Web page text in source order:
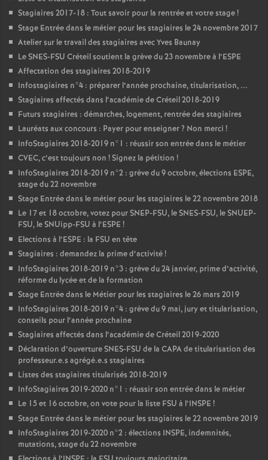
Stagiaires 2017-18 : Tout savoir pour la rentrée et votre stage!
Stage Entrée dans le métier pour les stagiaires le 24 novembre 2017
Atelier sur le travail des stagiaires avec Yves Baunay
LeSNES-FSU Créteil soutient la grève du 23 novembre à l’ESPE
Affectation des stagiaires 2018-2019
Infostagiaires n°4 : préparer l’année prochaine, titularisation, ...
Stagiaires affectés dans l’académie de Créteil 2018-2019
Futurs stagiaires : démarches, logement, rentrée des stagiaires
Lauréats aux concours : Payer pour enseigner? Non merci !
InfoStagiaires 2018-2019 n°1 : réussir son entrée dans le métier
CVEC, c’est toujours non ! Signez la pétition !
InfoStagiaires 2018-2019 n°2 : grève du 9 octobre, élections ESPE,
stage du 22 novembre
Stage Entrée dans le métier pour les stagiaires le 22 novembre 2018
Le 17 et 18 octobre, votez pourSNEP-FSU, leSNES-FSU, leSNUEP-
FSU, le SNUipp-FSU à l’ESPE !
Elections à l’ESPE : la FSU en tête
Stagiaires : demandez la prime d’activité!
InfoStagiaires 2018-2019 n°3 : grève du 24 janvier, prime d’activité,
réforme du lycée et de la formation
Stage Entrée dans le Métier pour les stagiaires le 26 mars 2019
InfoStagiaires 2018-2019 n°4 : grève du 9 mai, jury et titularisation,
conseils pour l’année prochaine
Stagiaires affectés dans l’académie de Créteil 2019-2020
Déclaration d’ouvertureSNES-FSU de la CAPAde titularisation des
professeur.e.s agrégé.e.s stagiaires
Listes des stagiaires titularisés 2018-2019
InfoStagiaires 2019-2020 n°1 : réussir son entrée dans le métier
Le 15 et 16 octobre, on vote pour la liste FSU à l’INSPE !
Stage Entrée dans le métier pour les stagiaires le 22 novembre 2019
InfoStagiaires 2019-2020 n°2 : élections INSPE, indemnités,
mutations, stage du 22 novembre